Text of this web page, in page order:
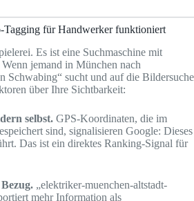
für Handwerker funktioniert
Es ist eine Suchmaschine mit
jemand in München nach
Schwabing“ sucht und auf die Bildersuche
über Ihre Sichtbarkeit:
selbst. GPS-Koordinaten, die im
sind, signalisieren Google: Dieses
Das ist ein direktes Ranking-Signal für
„elektriker-muenchen-altstadt-
mehr Information als